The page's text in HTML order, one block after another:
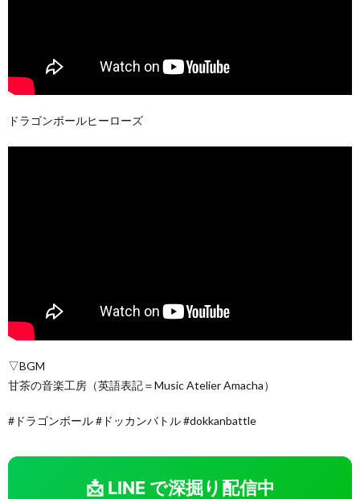
ドラゴンボールヒーローズ
▽BGM
甘茶の音楽工房（英語表記＝Music Atelier Amacha）
#ドラゴンボール #ドッカンバトル #dokkanbattle
📩 LINE で深掘り配信中